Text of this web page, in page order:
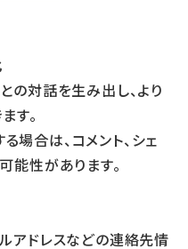
の対話を生み出し、より
す。
場合は、コメント、シェ
能性があります。
アドレスなどの連絡先情